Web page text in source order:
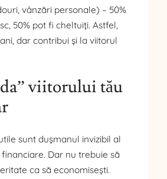
vânzări personale) – 50%
50% pot fi cheltuiți. Astfel,
dar contribui și la viitorul
viitorului tău
sunt dușmanul invizibil al
Dar nu trebuie să
ca să economisești.